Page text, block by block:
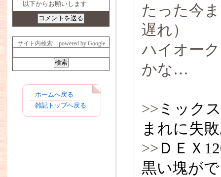
以下からお願いします
サイト内検索 powered by Google
ホームへ戻る
雑記トップへ戻る
たった今
遅れ）
ハイオー
かな…
>> ミック
まれに失
>> ＤＥＸ
黒い塊が